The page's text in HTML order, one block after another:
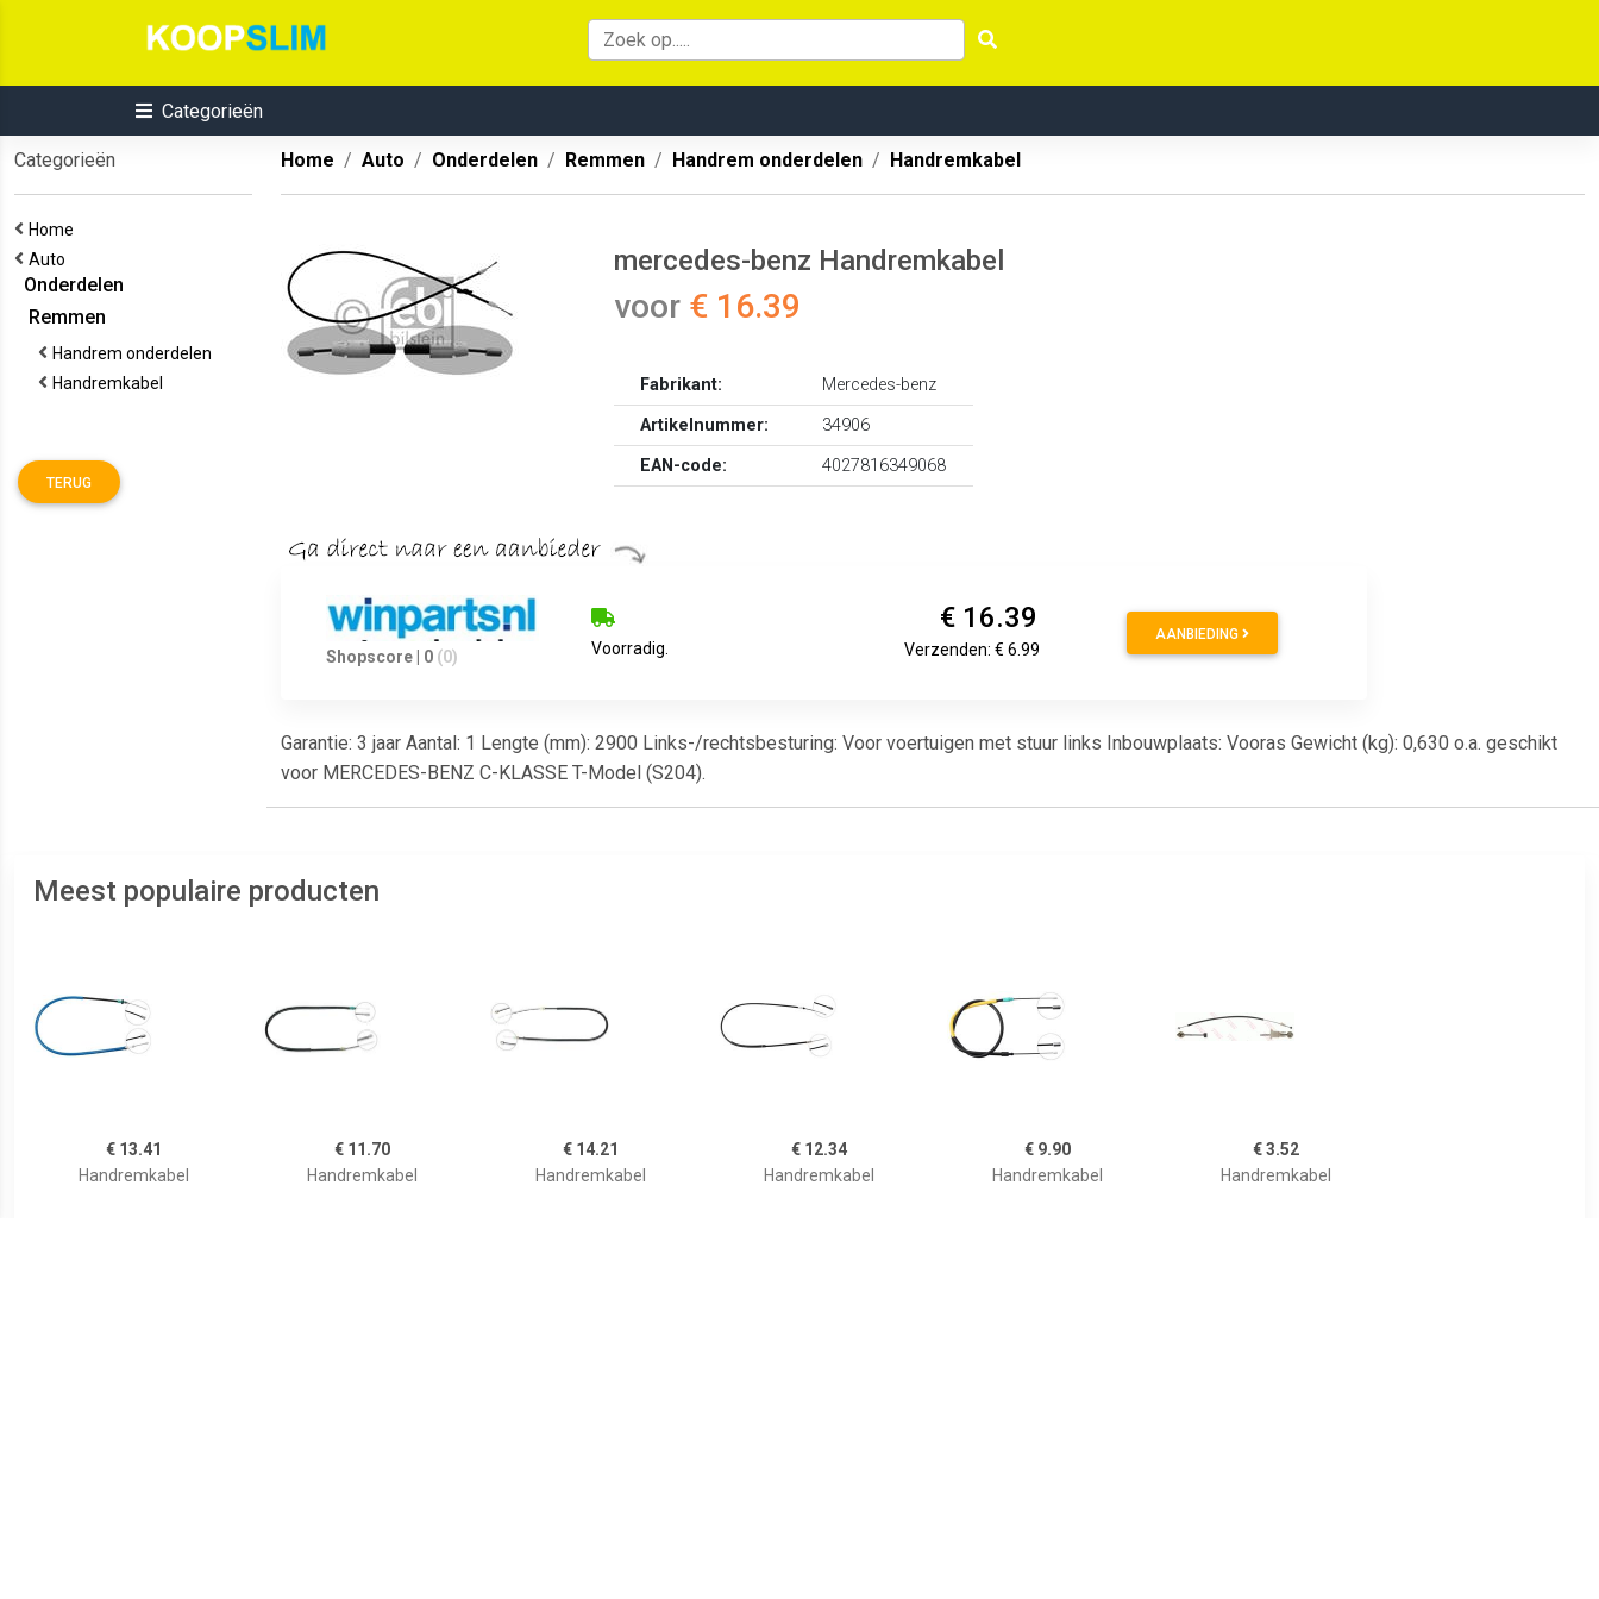
Categorieën
Categorieën
Home
Auto
Onderdelen
Remmen
Handrem onderdelen
Handremkabel
TERUG
Home Auto Onderdelen Remmen Handrem onderdelen Handremkabel
mercedes-benz Handremkabel
voor € 16.39
Fabrikant:
Mercedes-benz
Artikelnummer:
34906
EAN-code:
4027816349068
Shopscore | 0 (0) Voorradig.
€ 16.39
Verzenden: € 6.99
AANBIEDING
Garantie: 3 jaar Aantal: 1 Lengte (mm): 2900 Links-/rechtsbesturing: Voor voertuigen met stuur links Inbouwplaats: Vooras Gewicht (kg): 0,630 o.a. geschikt
voor MERCEDES-BENZ C-KLASSE T-Model (S204).
Meest populaire producten
€ 13.41
Handremkabel
€ 11.70
Handremkabel
€ 14.21
Handremkabel
€ 12.34
Handremkabel
€ 9.90
Handremkabel
€ 3.52
Handremkabel